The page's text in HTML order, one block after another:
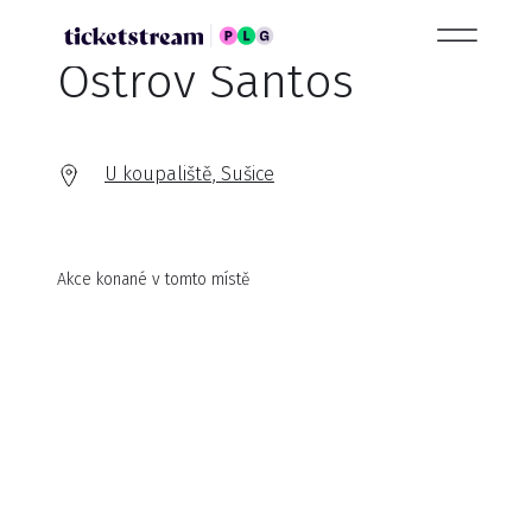
Ostrov Santos
U koupaliště, Sušice
Akce konané v tomto místě